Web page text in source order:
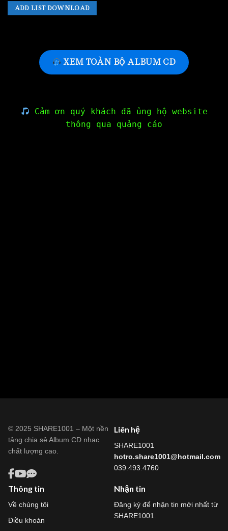
ADD LIST DOWNLOAD
XEM TOÀN BỘ ALBUM CD
Cảm ơn quý khách đã ủng hộ website
thông qua quảng cáo
© 2025 SHARE1001 – Một nền
tảng chia sẻ Album CD nhạc
chất lượng cao.
Liên hệ
SHARE1001
hotro.share1001@hotmail.com
039.493.4760
Thông tin
Về chúng tôi
Điều khoản
Nhận tin
Đăng ký để nhận tin mới nhất từ
SHARE1001.